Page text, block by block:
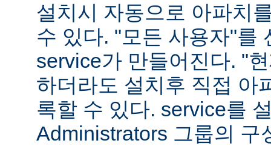
설치시 자동으로 아파치
수 있다. "모든 사용자"를
service가 만들어진다. "
하더라도 설치후 직접 아
록할 수 있다. service를
Administrators 그룹의 구